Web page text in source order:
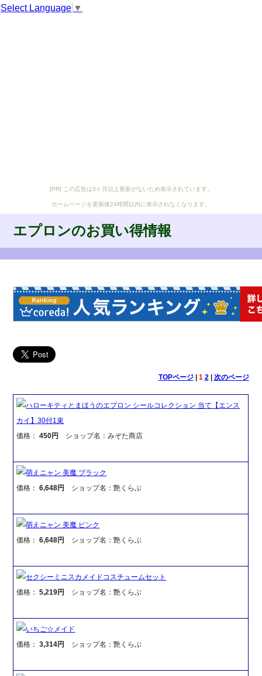
Select Language ▼
[PR] この広告は3ヶ月以上更新がないため表示されています。
ホームページを更新後24時間以内に表示されなくなります。
エプロンのお買い得情報
TOPページ| 1 2| 次のページ
ハローキティとまほうのエプロン シールコレクション 当て【エンス
カイ】30付1束
価格：450円 ショップ名：みぞた商店
萌えニャン 美魔 ブラック
価格：6,648円 ショップ名：艶くらぶ
萌えニャン 美魔 ピンク
価格：6,648円 ショップ名：艶くらぶ
セクシーミニスカメイドコスチュームセット
価格：5,219円 ショップ名：艶くらぶ
いちご☆メイド
価格：3,314円 ショップ名：艶くらぶ